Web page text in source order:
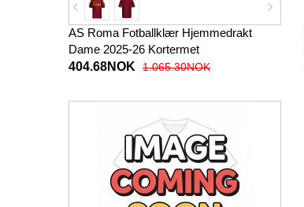
AS Roma Fotballklær Hjemmedrakt
Dame 2025-26 Kortermet
404.68NOK
1.065.30NOK